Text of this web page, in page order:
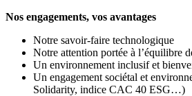
Nos engagements, vos avantages
Notre savoir-faire technologique
Notre attention portée à l’équilibre
Un environnement inclusif et
Un engagement sociétal et
Solidarity, indice CAC 40 ESG…)